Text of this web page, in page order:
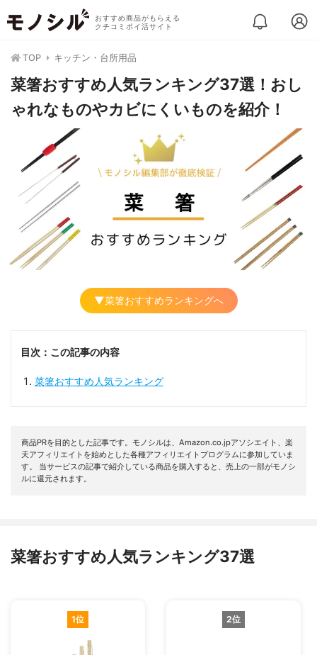
おすすめ商品がもらえる
クチコミポイ活サイト
TOP キッチン・台所用品
菜箸おすすめ人気ランキング37選！おし
ゃれなものやカビにくいものを紹介！
▼菜箸おすすめランキングへ
目次：この記事の内容
菜箸おすすめ人気ランキング
商品PRを目的とした記事です。モノシルは、Amazon.co.jpアソシエイト、楽
天アフィリエイトを始めとした各種アフィリエイトプログラムに参加していま
す。 当サービスの記事で紹介している商品を購入すると、売上の一部がモノシ
ルに還元されます。
菜箸おすすめ人気ランキング37選
1位 2位